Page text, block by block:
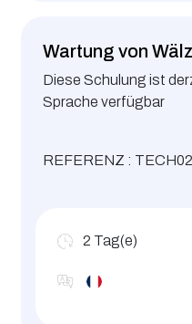
Wartung von
Diese Schulung ist
Sprache verfügbar
REFERENZ :
2 Tag(e)